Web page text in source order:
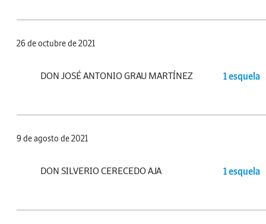
26 de octubre de 2021
DON JOSÉ ANTONIO GRAU MARTÍNEZ 1 esquela
9 de agosto de 2021
DON SILVERIO CERECEDO AJA 1 esquela